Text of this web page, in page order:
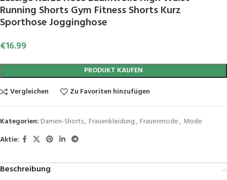
Running Shorts Gym Fitness Shorts Kurz
Sporthose Jogginghose
€16.99
PRODUKT KAUFEN
Vergleichen
Zu Favoriten hinzufügen
Kategorien: Damen-Shorts, Frauenkleidung, Frauenmode, Mode
Aktie:
Beschreibung